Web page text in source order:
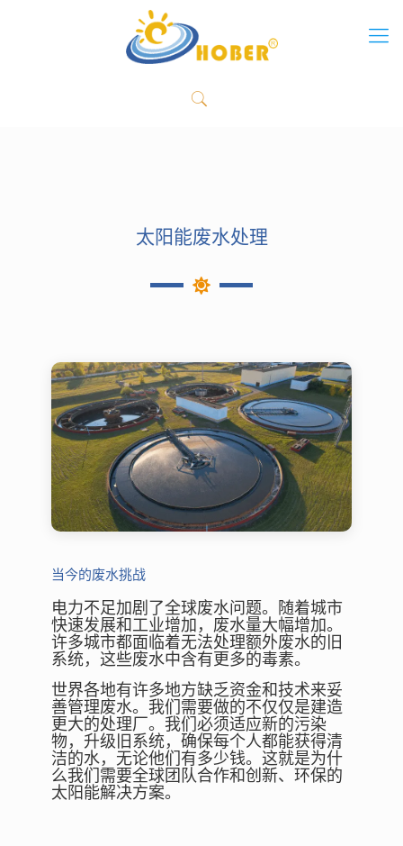
太阳能废水处理
当今的废水挑战
电力不足加剧了全球废水问题。随着城市
快速发展和工业增加，废水量大幅增加。
许多城市都面临着无法处理额外废水的旧
系统，这些废水中含有更多的毒素。
世界各地有许多地方缺乏资金和技术来妥
善管理废水。我们需要做的不仅仅是建造
更大的处理厂。我们必须适应新的污染
物，升级旧系统，确保每个人都能获得清
洁的水，无论他们有多少钱。这就是为什
么我们需要全球团队合作和创新、环保的
太阳能解决方案。